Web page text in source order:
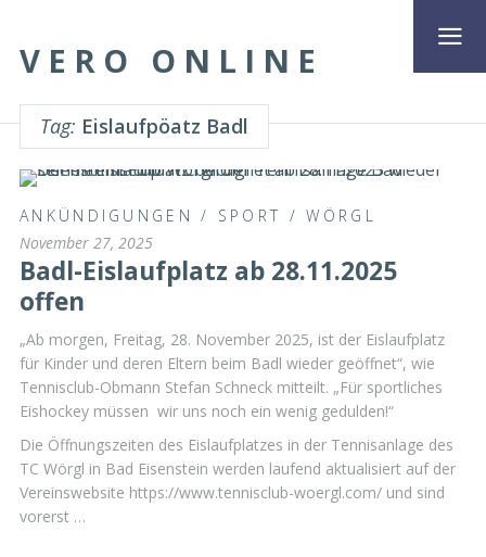
VERO ONLINE
Tag: Eislaufpöatz Badl
ANKÜNDIGUNGEN / SPORT /WÖRGL
November 27, 2025
Badl-Eislaufplatz ab 28.11.2025
offen
„Ab morgen, Freitag, 28. November 2025, ist der Eislaufplatz
für Kinder und deren Eltern beim Badl wieder geöffnet“, wie
Tennisclub-Obmann Stefan Schneck mitteilt. „Für sportliches
Eishockey müssen wir uns noch ein wenig gedulden!“
Die Öffnungszeiten des Eislaufplatzes in der Tennisanlage des
TC Wörgl in Bad Eisenstein werden laufend aktualisiert auf der
Vereinswebsite https://www.tennisclub-woergl.com/ und sind
vorerst …